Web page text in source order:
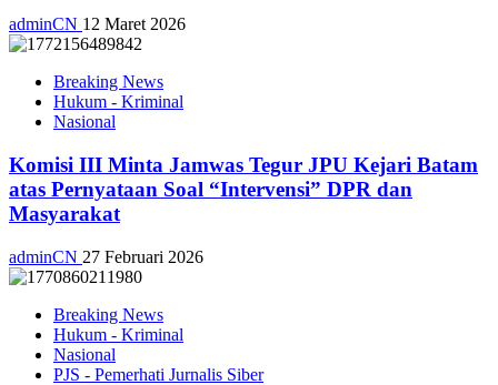
adminCN 12 Maret 2026
Breaking News
Hukum - Kriminal
Nasional
Komisi III Minta Jamwas Tegur JPU Kejari Batam
atas Pernyataan Soal “Intervensi” DPR dan
Masyarakat
adminCN 27 Februari 2026
Breaking News
Hukum - Kriminal
Nasional
PJS - Pemerhati Jurnalis Siber